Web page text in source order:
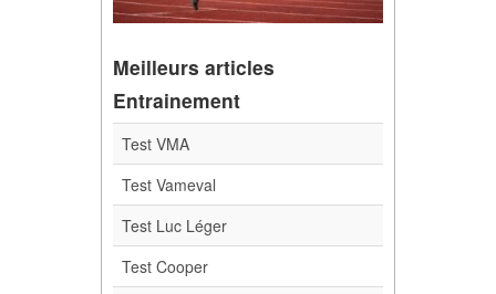
Meilleurs articles
Entrainement
Test VMA
Test Vameval
Test Luc Léger
Test Cooper